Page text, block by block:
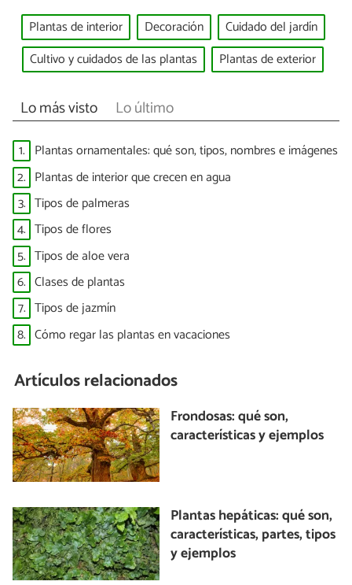
Plantas de interior Decoración
Cuidado del jardín
Cultivo y cuidados de las plantas
Plantas de exterior
Lo más visto Lo último
1. Plantas ornamentales: qué son, tipos, nombres e imágenes
2. Plantas de interior que crecen en agua
3. Tipos de palmeras
4. Tipos de flores
5. Tipos de aloe vera
6. Clases de plantas
7. Tipos de jazmín
8. Cómo regar las plantas en vacaciones
Artículos relacionados
Frondosas: qué son,
características y ejemplos
Plantas hepáticas: qué son,
características, partes, tipos
y ejemplos